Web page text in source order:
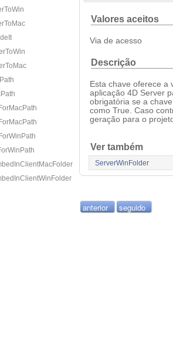
Valores aceitos
Via de acesso
Descrição
Esta chave oferece a
aplicação 4D Server
obrigatória se a
como True. Caso
geração para o
Ver também
ServerWinFolder
anterior seguido